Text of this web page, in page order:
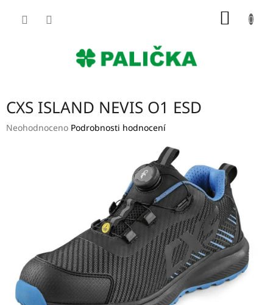
CXS ISLAND NEVIS O1 ESD
Průměrné
Neohodnoceno Podrobnosti hodnocení